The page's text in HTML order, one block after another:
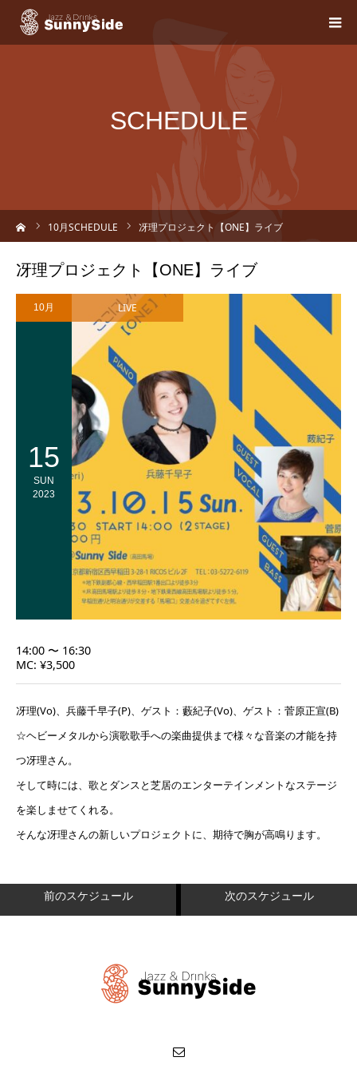
SCHEDULE
10月SCHEDULE 冴理プロジェクト【ONE】ライブ
冴理プロジェクト【ONE】ライブ
10月
15
SUN
2023
LIVE
14:00 〜 16:30
MC: ¥3,500
冴理(Vo)、兵藤千早子(P)、ゲスト：藪紀子(Vo)、ゲスト：菅原正宣(B)
☆ヘビーメタルから演歌歌手への楽曲提供まで様々な音楽の才能を持
つ冴理さん。
そして時には、歌とダンスと芝居のエンターテインメントなステージ
を楽しませてくれる。
そんな冴理さんの新しいプロジェクトに、期待で胸が高鳴ります。
前のスケジュール 次のスケジュール